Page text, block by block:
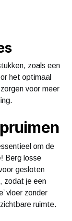
zoals een
het optimaal
voor meer
om de
Berg losse
gesloten
zodat je een
vloer zonder
ruimte.